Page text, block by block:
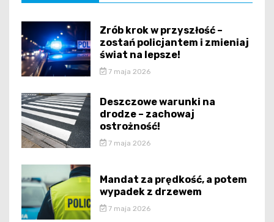
Zrób krok w przyszłość –
zostań policjantem i zmieniaj
świat na lepsze!
7 maja 2026
Deszczowe warunki na
drodze – zachowaj
ostrożność!
7 maja 2026
Mandat za prędkość, a potem
wypadek z drzewem
7 maja 2026